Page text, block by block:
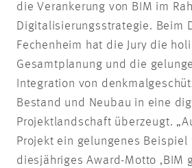
die Verankerung von BIM im
Digitalisierungsstrategie. Beim
Fechenheim hat die Jury die
Gesamtplanung und die
Integration von
Bestand und Neubau in eine
Projektlandschaft überzeugt.
Projekt ein gelungenes Beispiel
diesjähriges Award-Motto ,BIM